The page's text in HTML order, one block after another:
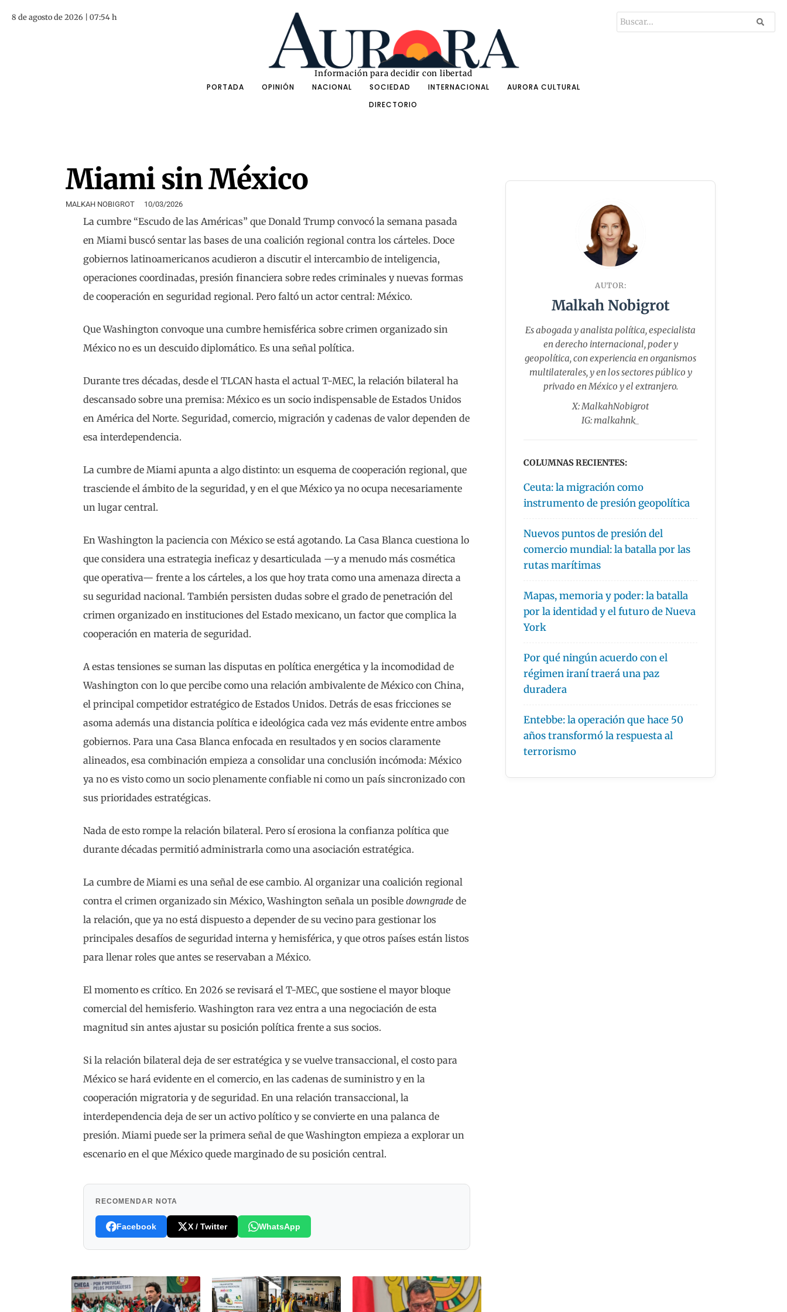
8 de agosto de 2026 | 07:54 h
Información para decidir con libertad
PORTADA
OPINIÓN NACIONAL SOCIEDAD INTERNACIONAL
AURORA CULTURAL
DIRECTORIO
Miami sin México
MALKAH NOBIGROT 10/03/2026
La cumbre “Escudo de las Américas” que Donald Trump convocó la semana pasada
en Miami buscó sentar las bases de una coalición regional contra los cárteles. Doce
gobiernos latinoamericanos acudieron a discutir el intercambio de inteligencia,
operaciones coordinadas, presión financiera sobre redes criminales y nuevas formas
de cooperación en seguridad regional. Pero faltó un actor central: México.
Que Washington convoque una cumbre hemisférica sobre crimen organizado sin
México no es un descuido diplomático. Es una señal política.
Durante tres décadas, desde el TLCAN hasta el actual T-MEC, la relación bilateral ha
descansado sobre una premisa: México es un socio indispensable de Estados Unidos
en América del Norte. Seguridad, comercio, migración y cadenas de valor dependen de
esa interdependencia.
La cumbre de Miami apunta a algo distinto: un esquema de cooperación regional, que
trasciende el ámbito de la seguridad, y en el que México ya no ocupa necesariamente
un lugar central.
En Washington la paciencia con México se está agotando. La Casa Blanca cuestiona lo
que considera una estrategia ineficaz y desarticulada —y a menudo más cosmética
que operativa— frente a los cárteles, a los que hoy trata como una amenaza directa a
su seguridad nacional. También persisten dudas sobre el grado de penetración del
crimen organizado en instituciones del Estado mexicano, un factor que complica la
cooperación en materia de seguridad.
A estas tensiones se suman las disputas en política energética y la incomodidad de
Washington con lo que percibe como una relación ambivalente de México con China,
el principal competidor estratégico de Estados Unidos. Detrás de esas fricciones se
asoma además una distancia política e ideológica cada vez más evidente entre ambos
gobiernos. Para una Casa Blanca enfocada en resultados y en socios claramente
alineados, esa combinación empieza a consolidar una conclusión incómoda: México
ya no es visto como un socio plenamente confiable ni como un país sincronizado con
sus prioridades estratégicas.
Nada de esto rompe la relación bilateral. Pero sí erosiona la confianza política que
durante décadas permitió administrarla como una asociación estratégica.
La cumbre de Miami es una señal de ese cambio. Al organizar una coalición regional
contra el crimen organizado sin México, Washington señala un posible downgrade de
la relación, que ya no está dispuesto a depender de su vecino para gestionar los
principales desafíos de seguridad interna y hemisférica, y que otros países están listos
para llenar roles que antes se reservaban a México.
El momento es crítico. En 2026 se revisará el T-MEC, que sostiene el mayor bloque
comercial del hemisferio. Washington rara vez entra a una negociación de esta
magnitud sin antes ajustar su posición política frente a sus socios.
Si la relación bilateral deja de ser estratégica y se vuelve transaccional, el costo para
México se hará evidente en el comercio, en las cadenas de suministro y en la
cooperación migratoria y de seguridad. En una relación transaccional, la
interdependencia deja de ser un activo político y se convierte en una palanca de
presión. Miami puede ser la primera señal de que Washington empieza a explorar un
escenario en el que México quede marginado de su posición central.
RECOMENDAR NOTA
Facebook X / Twitter WhatsApp
AUTOR:
Malkah Nobigrot
Es abogada y analista política, especialista
en derecho internacional, poder y
geopolítica, con experiencia en organismos
multilaterales, y en los sectores público y
privado en México y el extranjero.
X: MalkahNobigrot
IG: malkahnk_
COLUMNAS RECIENTES:
Ceuta: la migración como
instrumento de presión geopolítica
Nuevos puntos de presión del
comercio mundial: la batalla por las
rutas marítimas
Mapas, memoria y poder: la batalla
por la identidad y el futuro de Nueva
York
Por qué ningún acuerdo con el
régimen iraní traerá una paz
duradera
Entebbe: la operación que hace 50
años transformó la respuesta al
terrorismo